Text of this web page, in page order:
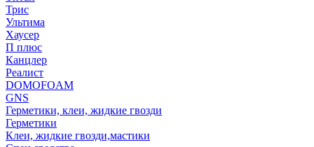
Трис
Ультима
Хаусер
П плюс
Канцлер
Реалист
DOMOFOAM
GNS
Герметики, клеи, жидкие гвозди
Герметики
Клеи, жидкие гвозди,мастики